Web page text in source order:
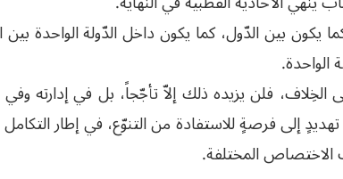
يكون بين الدّول، كما يكون داخل الدّولة الواحدة
الواحدة.
فلن يزيده ذلك إلاّ تأجّجاً، بل في إدارته وفي
إلى فرصةٍ للاستفادة من التنوّع، في إطار التكامل
الاختصاص المختلفة.